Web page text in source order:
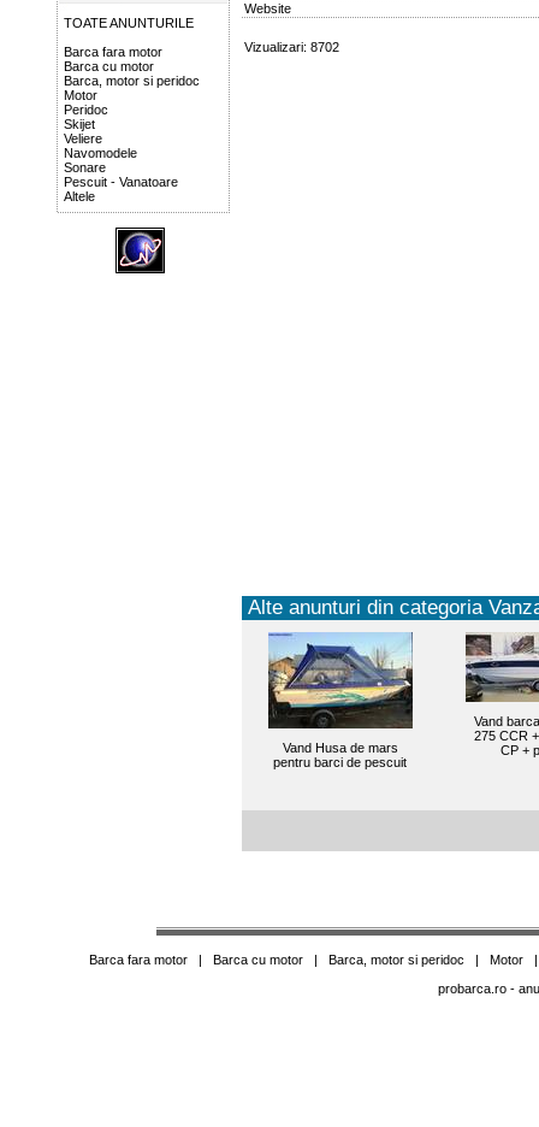
TOATE ANUNTURILE
Barca fara motor
Barca cu motor
Barca, motor si peridoc
Motor
Peridoc
Skijet
Veliere
Navomodele
Sonare
Pescuit - Vanatoare
Altele
Website
Vizualizari: 8702
Alte anunturi din categoria
Vand Husa de mars
pentru barci de pescuit
Vand
275 CCR
CP +
Barca fara motor| Barca cu motor| Barca, motor si peridoc | Motor
probarca.ro-